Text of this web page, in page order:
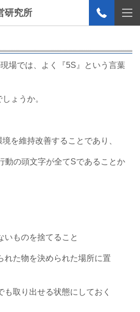
研究所
場では、よく『5S』という言葉
ょうか。
を維持改善することであり、
動の頭文字が全てSであることか
いものを捨てること
れた物を決められた場所に置
出せる状態にしておく